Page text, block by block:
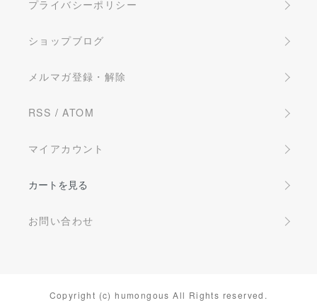
プライバシーポリシー
ショップブログ
メルマガ登録・解除
RSS /ATOM
マイアカウント
カートを見る
お問い合わせ
Copyright (c) humongous All Rights reserved.